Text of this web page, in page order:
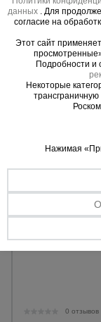
0 отзывов
Штабелер
Высота
0 отзывов
данных . Для
согласие на
Этот сайт
Подробности и
Некоторые
Нажимая